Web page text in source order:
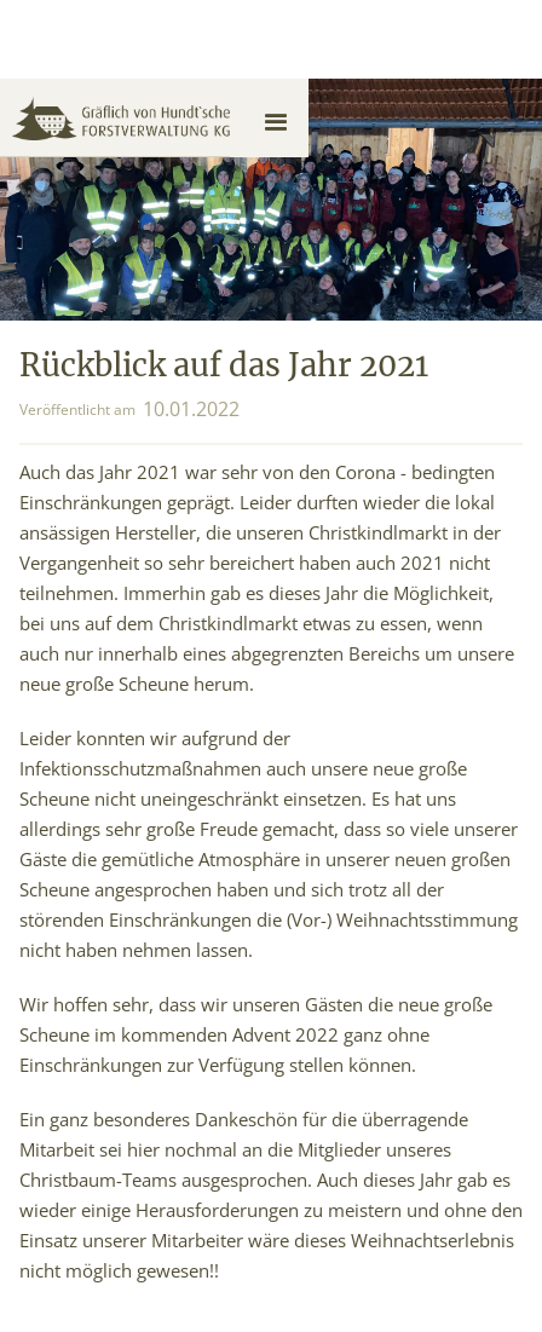
Rückblick auf das Jahr 2021
Veröffentlicht am 10.01.2022
Auch das Jahr 2021 war sehr von den Corona - bedingten
Einschränkungen geprägt. Leider durften wieder die lokal
ansässigen Hersteller, die unseren Christkindlmarkt in der
Vergangenheit so sehr bereichert haben auch 2021 nicht
teilnehmen. Immerhin gab es dieses Jahr die Möglichkeit,
bei uns auf dem Christkindlmarkt etwas zu essen, wenn
auch nur innerhalb eines abgegrenzten Bereichs um unsere
neue große Scheune herum.
Leider konnten wir aufgrund der
Infektionsschutzmaßnahmen auch unsere neue große
Scheune nicht uneingeschränkt einsetzen. Es hat uns
allerdings sehr große Freude gemacht, dass so viele unserer
Gäste die gemütliche Atmosphäre in unserer neuen großen
Scheune angesprochen haben und sich trotz all der
störenden Einschränkungen die (Vor-) Weihnachtsstimmung
nicht haben nehmen lassen.
Wir hoffen sehr, dass wir unseren Gästen die neue große
Scheune im kommenden Advent 2022 ganz ohne
Einschränkungen zur Verfügung stellen können.
Ein ganz besonderes Dankeschön für die überragende
Mitarbeit sei hier nochmal an die Mitglieder unseres
Christbaum-Teams ausgesprochen. Auch dieses Jahr gab es
wieder einige Herausforderungen zu meistern und ohne den
Einsatz unserer Mitarbeiter wäre dieses Weihnachtserlebnis
nicht möglich gewesen!!